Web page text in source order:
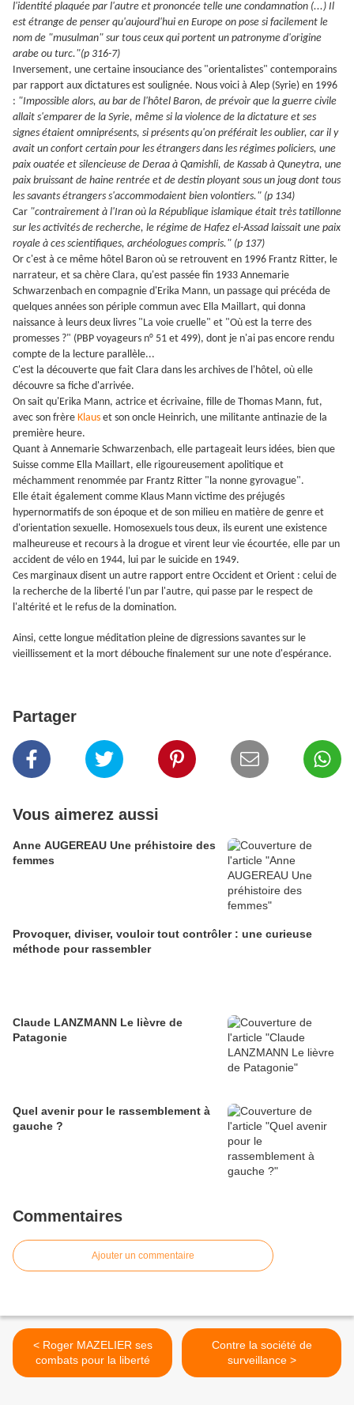
l'identité plaquée par l'autre et prononcée telle une condamnation (...) Il
est étrange de penser qu'aujourd'hui en Europe on pose si facilement le
nom de "musulman" sur tous ceux qui portent un patronyme d'origine
arabe ou turc."(p 316-7)
Inversement, une certaine insouciance des "orientalistes" contemporains
par rapport aux dictatures est soulignée. Nous voici à Alep (Syrie) en 1996
: "Impossible alors, au bar de l'hôtel Baron, de prévoir que la guerre civile
allait s'emparer de la Syrie, même si la violence de la dictature et ses
signes étaient omniprésents, si présents qu'on préférait les oublier, car il y
avait un confort certain pour les étrangers dans les régimes policiers, une
paix ouatée et silencieuse de Deraa à Qamishli, de Kassab à Quneytra, une
paix bruissant de haine rentrée et de destin ployant sous un joug dont tous
les savants étrangers s'accommodaient bien volontiers." (p 134)
Car "contrairement à l'Iran où la République islamique était très tatillonne
sur les activités de recherche, le régime de Hafez el-Assad laissait une paix
royale à ces scientifiques, archéologues compris." (p 137)
Or c'est à ce même hôtel Baron où se retrouvent en 1996 Frantz Ritter, le
narrateur, et sa chère Clara, qu'est passée fin 1933 Annemarie
Schwarzenbach en compagnie d'Erika Mann, un passage qui précéda de
quelques années son périple commun avec Ella Maillart, qui donna
naissance à leurs deux livres "La voie cruelle" et "Où est la terre des
promesses ?" (PBP voyageurs n° 51 et 499), dont je n'ai pas encore rendu
compte de la lecture parallèle...
C'est la découverte que fait Clara dans les archives de l'hôtel, où elle
découvre sa fiche d'arrivée.
On sait qu'Erika Mann, actrice et écrivaine, fille de Thomas Mann, fut,
avec son frère Klaus et son oncle Heinrich, une militante antinazie de la
première heure.
Quant à Annemarie Schwarzenbach, elle partageait leurs idées, bien que
Suisse comme Ella Maillart, elle rigoureusement apolitique et
méchamment renommée par Frantz Ritter "la nonne gyrovague".
Elle était également comme Klaus Mann victime des préjugés
hypernormatifs de son époque et de son milieu en matière de genre et
d'orientation sexuelle. Homosexuels tous deux, ils eurent une existence
malheureuse et recours à la drogue et virent leur vie écourtée, elle par un
accident de vélo en 1944, lui par le suicide en 1949.
Ces marginaux disent un autre rapport entre Occident et Orient : celui de
la recherche de la liberté l'un par l'autre, qui passe par le respect de
l'altérité et le refus de la domination.
Ainsi, cette longue méditation pleine de digressions savantes sur le
vieillissement et la mort débouche finalement sur une note d'espérance.
Partager
Vous aimerez aussi
Anne AUGEREAU Une préhistoire des
femmes
Provoquer, diviser, vouloir tout contrôler : une curieuse
méthode pour rassembler
Claude LANZMANN Le lièvre de
Patagonie
Quel avenir pour le rassemblement à
gauche ?
Commentaires
Ajouter un commentaire
< Roger MAZELIER ses
combats pour la liberté
Contre la société de
surveillance >